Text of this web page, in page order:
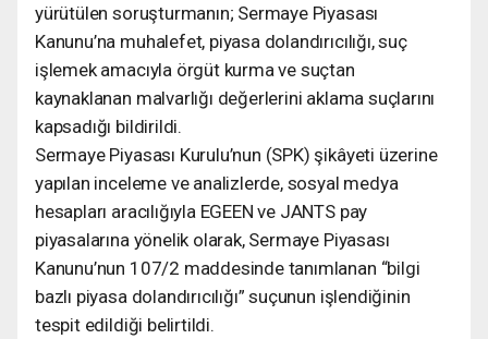
yürütülen soruşturmanın; Sermaye Piyasası
Kanunu’na muhalefet, piyasa dolandırıcılığı, suç
işlemek amacıyla örgüt kurma ve suçtan
kaynaklanan malvarlığı değerlerini aklama suçlarını
kapsadığı bildirildi.
Sermaye Piyasası Kurulu’nun (SPK) şikâyeti üzerine
yapılan inceleme ve analizlerde, sosyal medya
hesapları aracılığıyla EGEEN ve JANTS pay
piyasalarına yönelik olarak, Sermaye Piyasası
Kanunu’nun 107/2 maddesinde tanımlanan “bilgi
bazlı piyasa dolandırıcılığı” suçunun işlendiğinin
tespit edildiği belirtildi.